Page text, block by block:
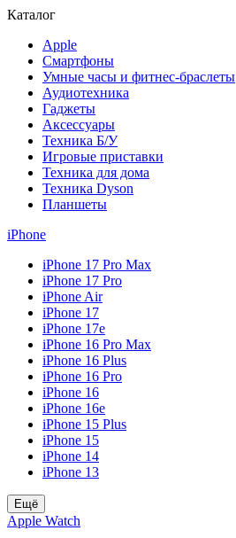
Каталог
Apple
Смартфоны
Умные часы и фитнес-браслеты
Аудиотехника
Гаджеты
Аксессуары
Техника Б/У
Игровые приставки
Техника для дома
Техника Dyson
Планшеты
iPhone
iPhone 17 Pro Max
iPhone 17 Pro
iPhone Air
iPhone 17
iPhone 17e
iPhone 16 Pro Max
iPhone 16 Plus
iPhone 16 Pro
iPhone 16
iPhone 16e
iPhone 15 Plus
iPhone 15
iPhone 14
iPhone 13
Ещё
Apple Watch